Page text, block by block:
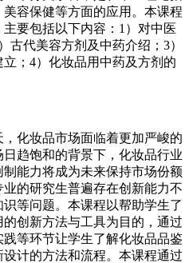
容保健等方面的应用。本课程
要包括以下内容：1）对中医
古代美容方剂及中药介绍；3）
；4）化妆品用中药及方剂的
化妆品市场面临着更加严峻的
趋饱和的背景下，化妆品行业
能力将成为未来保持市场份额
的研究生普遍存在创新能力不
等问题。本课程以帮助学生了
创新方法与工具为目的，通过
等环节让学生了解化妆品品鉴
计的方法和流程。本课程通过